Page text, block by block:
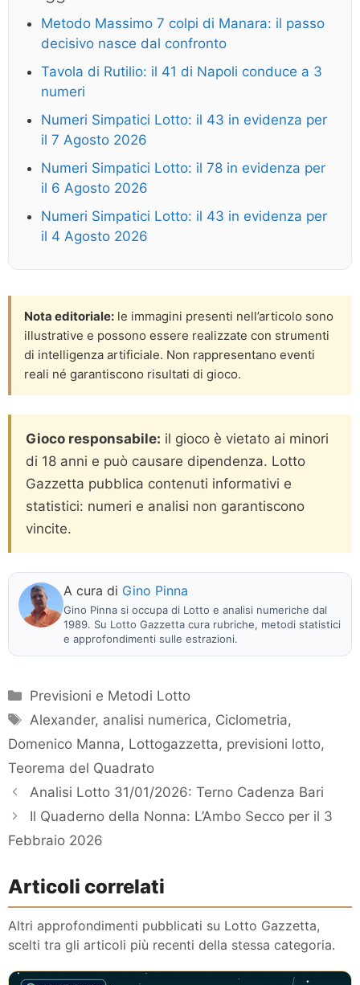
Metodo Massimo 7 colpi di Manara: il passo
decisivo nasce dal confronto
Tavola di Rutilio: il 41 di Napoli conduce a 3
numeri
Numeri Simpatici Lotto: il 43 in evidenza per
il 7 Agosto 2026
Numeri Simpatici Lotto: il 78 in evidenza per
il 6 Agosto 2026
Numeri Simpatici Lotto: il 43 in evidenza per
il 4 Agosto 2026
Nota editoriale: le immagini presenti nell’articolo sono
illustrative e possono essere realizzate con strumenti
di intelligenza artificiale. Non rappresentano eventi
reali né garantiscono risultati di gioco.
Gioco responsabile: il gioco è vietato ai minori
di 18 anni e può causare dipendenza. Lotto
Gazzetta pubblica contenuti informativi e
statistici: numeri e analisi non garantiscono
vincite.
A cura di Gino Pinna
Gino Pinna si occupa di Lotto e analisi numeriche dal
1989. Su Lotto Gazzetta cura rubriche, metodi statistici
e approfondimenti sulle estrazioni.
Categorie
Previsioni e Metodi Lotto
Tag
Alexander, analisi numerica, Ciclometria,
Domenico Manna, Lottogazzetta, previsioni lotto,
Teorema del Quadrato
Analisi Lotto 31/01/2026: Terno Cadenza Bari
Il Quaderno della Nonna: L’Ambo Secco per il 3
Febbraio 2026
Articoli correlati
Altri approfondimenti pubblicati su Lotto Gazzetta,
scelti tra gli articoli più recenti della stessa categoria.